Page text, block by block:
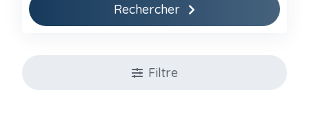
Rechercher
Filtre